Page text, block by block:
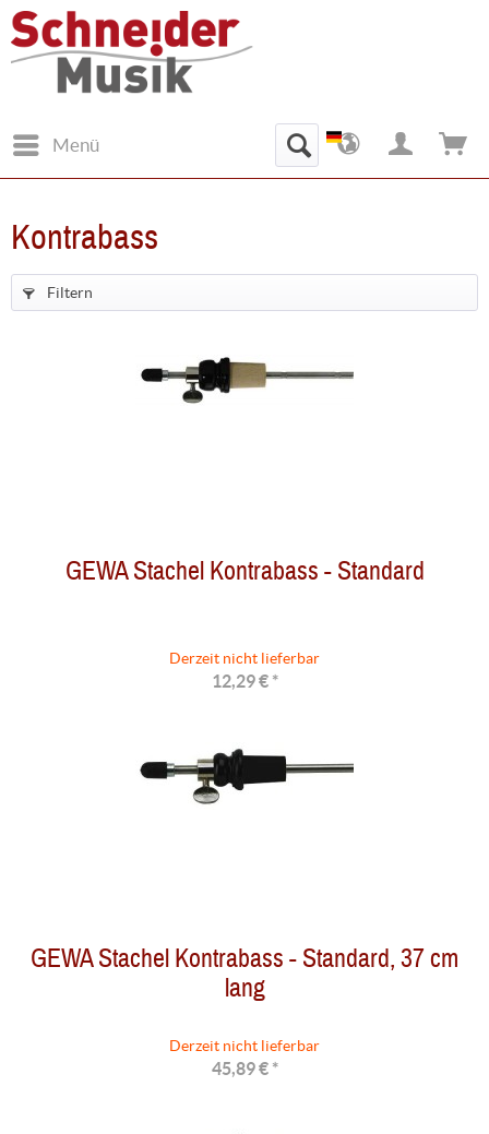
Menü
Kontrabass
Filtern
GEWA Stachel Kontrabass - Standard
Derzeit nicht lieferbar
12,29 € *
GEWA Stachel Kontrabass - Standard, 37 cm
lang
Derzeit nicht lieferbar
45,89 € *